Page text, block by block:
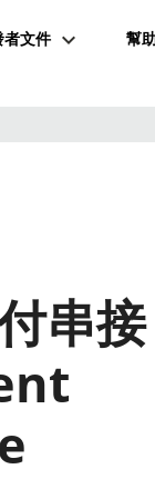
者文件 幫
串接